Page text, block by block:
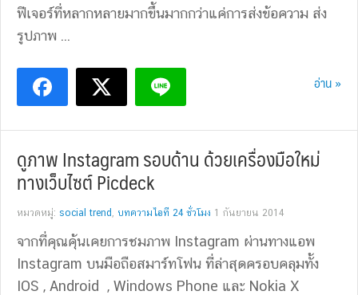
ฟีเจอร์ที่หลากหลายมากขึ้นมากกว่าแค่การส่งข้อความ ส่ง
รูปภาพ ...
อ่าน »
ดูภาพ Instagram รอบด้าน ด้วยเครื่องมือใหม่
ทางเว็บไซต์ Picdeck
หมวดหมู่: social trend , บทความไอที 24 ชั่วโมง 1 กันยายน 2014
จากที่คุณคุ้นเคยการชมภาพ Instagram ผ่านทางแอพ
Instagram บนมือถือสมาร์ทโฟน ที่ล่าสุดครอบคลุมทั้ง
IOS , Android , Windows Phone และ Nokia X